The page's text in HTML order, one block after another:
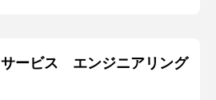
ービス エンジニアリング